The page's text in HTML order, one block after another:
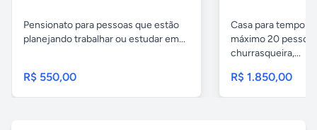
Pensionato para pessoas que estão
planejando trabalhar ou estudar em...
R$ 550,00
Casa para
máximo 20
churrasqueira,...
R$ 1.850,00